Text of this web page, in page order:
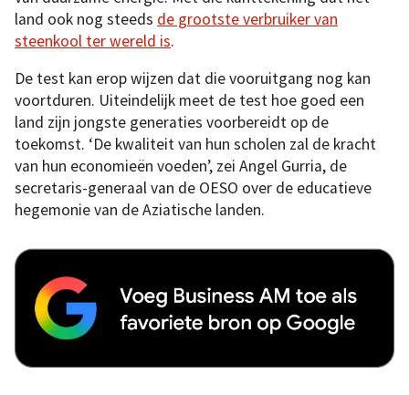
land ook nog steeds de grootste verbruiker van
steenkool ter wereld is.
De test kan erop wijzen dat die vooruitgang nog kan
voortduren. Uiteindelijk meet de test hoe goed een
land zijn jongste generaties voorbereidt op de
toekomst. ‘De kwaliteit van hun scholen zal de kracht
van hun economieën voeden’, zei Angel Gurria, de
secretaris-generaal van de OESO over de educatieve
hegemonie van de Aziatische landen.